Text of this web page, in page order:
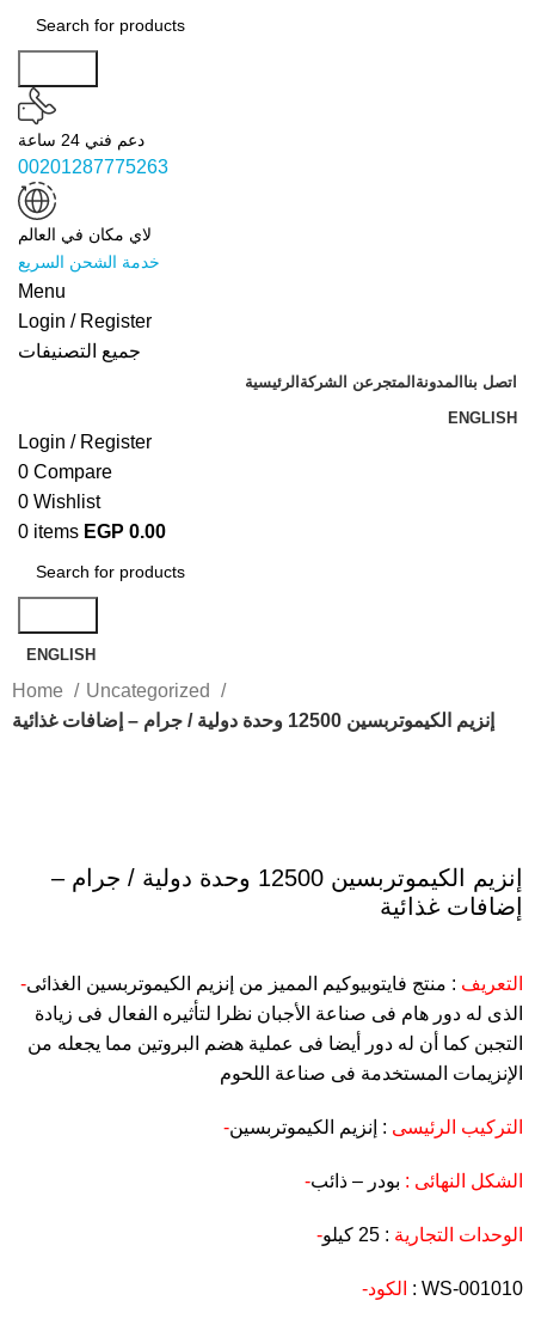
دعم فني 24 ساعة
00201287775263
لاي مكان في العالم
خدمة الشحن السريع
Menu
Login / Register
جميع التصنيفات
الرئيسية عن الشركة المتجر المدونة اتصل بنا
ENGLISH
Login / Register
0 Compare
0 Wishlist
0 items EGP 0.00
ENGLISH
Home
Uncategorized
إنزيم الكيموتربسين 12500 وحدة دولية / جرام – إضافات غذائية
إنزيم الكيموتربسين 12500 وحدة دولية / جرام –
إضافات غذائية
-التعريف : منتج فايتوبيوكيم المميز من إنزيم الكيموتربسين الغذائى
الذى له دور هام فى صناعة الأجبان نظرا لتأثيره الفعال فى زيادة
التجبن كما أن له دور أيضا فى عملية هضم البروتين مما يجعله من
الإنزيمات المستخدمة فى صناعة اللحوم
-التركيب الرئيسى : إنزيم الكيموتربسين
-الشكل النهائى : بودر – ذائب
-الوحدات التجارية : 25 كيلو
-الكود : WS-001010